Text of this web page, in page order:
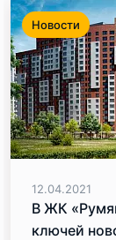
Новости
12.04.2021
В ЖК
ключей